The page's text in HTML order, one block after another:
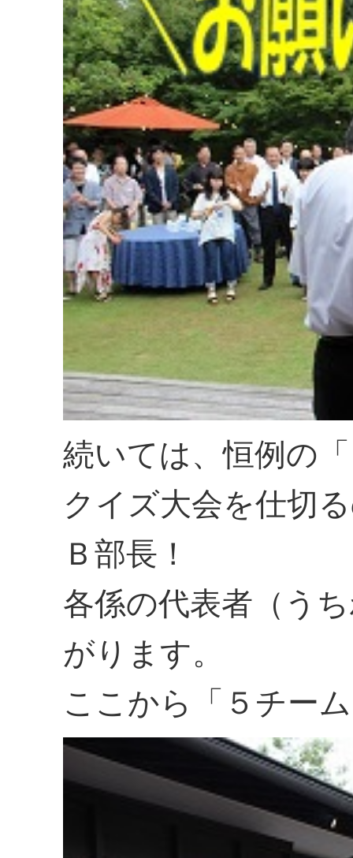
続いては、恒例の
クイズ大会を仕切
Ｂ部長！
各係の代表者（う
がります。
ここから「５チー